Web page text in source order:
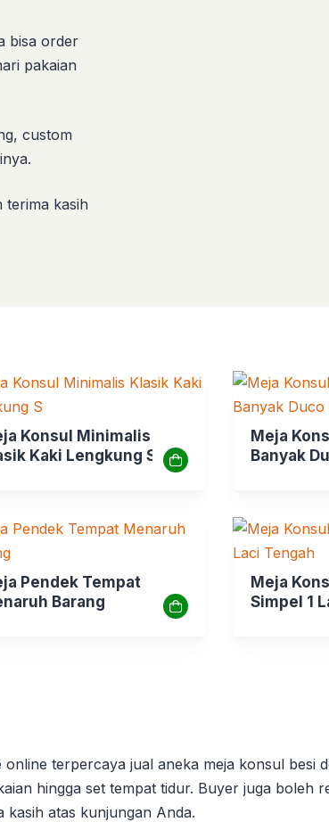
bisa order
pakaian
custom
terima kasih
Konsul Minimalis
Kaki Lengkung S
Meja
Banyak
Pendek Tempat
Barang
Meja
Simpel 1
terpercaya jual aneka meja konsul besi
hingga set tempat tidur. Buyer juga
kasih atas kunjungan Anda.